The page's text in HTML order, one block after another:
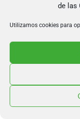
de las
Utilizamos cookies para
688 85 62
Copyright 2026